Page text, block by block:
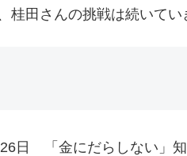
桂田さんの挑戦は続いてい
日 「金にだらしない」